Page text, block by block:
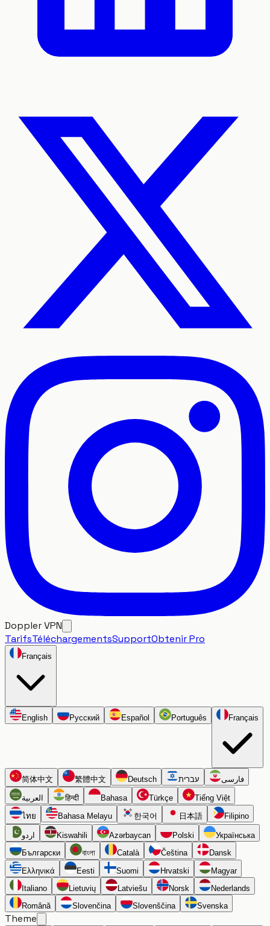
Doppler VPN
TarifsTéléchargementsSupportObtenir Pro
Français
English Русский Español Português Français
简体中文 繁體中文 Deutsch עברית فارسی
العربية हिन्दी Bahasa Türkçe
Tiếng Việt
ไทย
Bahasa Melayu 한국어 日本語 Filipino
اردو Kiswahili Azərbaycan Polski
Українська
Български
বাংলা Català Čeština
Dansk
Ελληνικά
Eesti Suomi Hrvatski
Magyar
Italiano
Lietuvių Latviešu Norsk
Nederlands
Română
Slovenčina Slovenščina Svenska
Theme